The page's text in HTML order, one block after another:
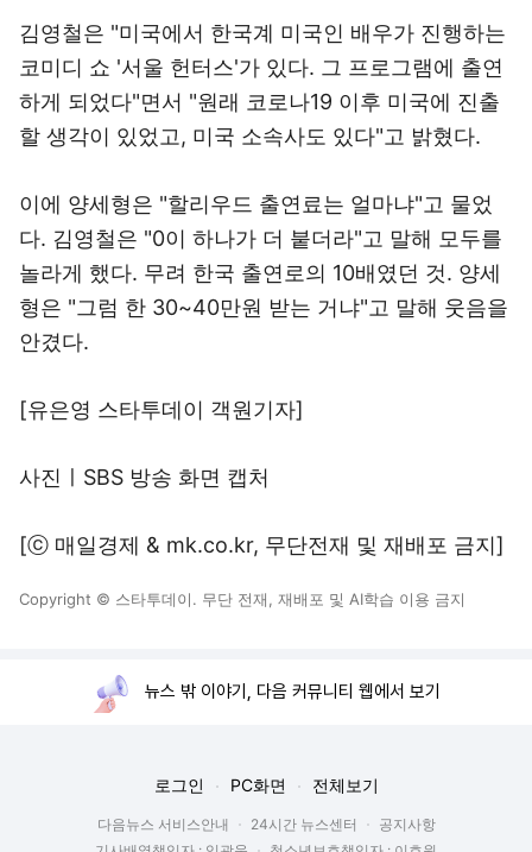
김영철은 "미국에서 한국계 미국인 배우가 진행하는
코미디 쇼 '서울 헌터스'가 있다. 그 프로그램에 출연
하게 되었다"면서 "원래 코로나19 이후 미국에 진출
할 생각이 있었고, 미국 소속사도 있다"고 밝혔다.
이에 양세형은 "할리우드 출연료는 얼마냐"고 물었
다. 김영철은 "0이 하나가 더 붙더라"고 말해 모두를
놀라게 했다. 무려 한국 출연로의 10배였던 것. 양세
형은 "그럼 한 30~40만원 받는 거냐"고 말해 웃음을
안겼다.
[유은영 스타투데이 객원기자]
사진ㅣSBS 방송 화면 캡처
[ⓒ 매일경제 & mk.co.kr, 무단전재 및 재배포 금지]
Copyright © 스타투데이. 무단 전재, 재배포 및 AI학습 이용 금지
뉴스 밖 이야기, 다음 커뮤니티 웹에서 보기
로그인 PC화면 전체보기
다음뉴스 서비스안내 24시간 뉴스센터
공지사항